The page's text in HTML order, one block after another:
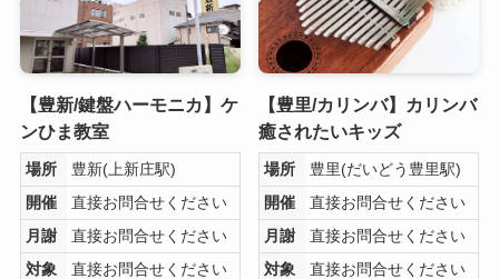
【豊新/鍵盤ハーモニカ】ケ
ンひま教室
場所
豊新(上新庄駅)
開催
直接お問合せください
月謝
直接お問合せください
対象
直接お問合せください
【豊里/カリンバ】カリンバ
癒されたいキッズ
場所
豊里(だいどう豊里駅)
開催
直接お問合せください
月謝
直接お問合せください
対象
直接お問合せください